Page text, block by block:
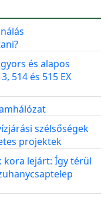
és alapos
514 és 515 EX
szélsőségek
projektek
kora lejárt: Így térül